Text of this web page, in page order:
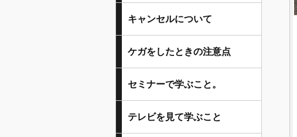
キャンセルについて
ケガをしたときの注意点
セミナーで学ぶこと。
テレビを見て学ぶこと